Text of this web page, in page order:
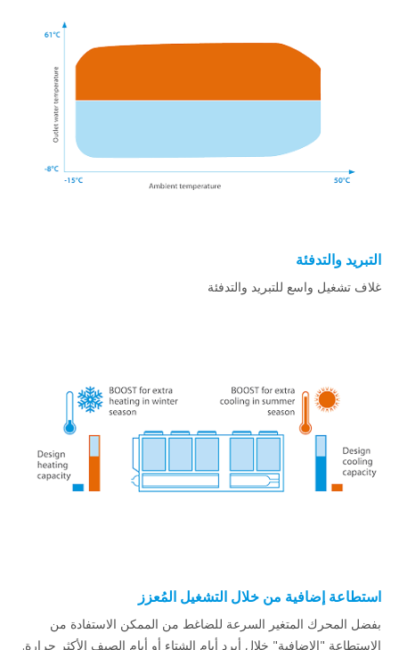
التبريد والتدفئة
غلاف تشغيل واسع للتبريد والتدفئة
استطاعة إضافية من خلال التشغيل المُعزز
بفضل المحرك المتغير السرعة للضاغط من الممكن الاستفادة من
الاستطاعة "الإضافية" خلال أبرد أيام الشتاء أو أيام الصيف الأكثر حرارة.